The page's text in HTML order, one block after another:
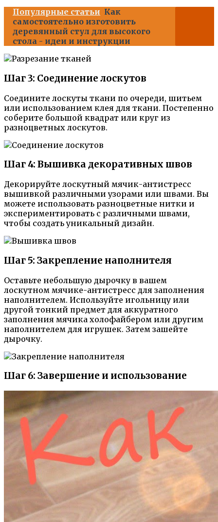
Популярные статьи Как
самостоятельно изготовить
деревянный стул для высокого
стола - идеи и инструкции
Шаг 3: Соединение лоскутов
Соедините лоскуты ткани по очереди, шитьем
или использованием клея для ткани. Постепенно
соберите большой квадрат или круг из
разноцветных лоскутов.
Шаг 4: Вышивка декоративных швов
Декорируйте лоскутный мячик-антистресс
вышивкой различными узорами или швами. Вы
можете использовать разноцветные нитки и
экспериментировать с различными швами,
чтобы создать уникальный дизайн.
Шаг 5: Закрепление наполнителя
Оставьте небольшую дырочку в вашем
лоскутном мячике-антистресс для заполнения
наполнителем. Используйте игольницу или
другой тонкий предмет для аккуратного
заполнения мячика холофайбером или другим
наполнителем для игрушек. Затем зашейте
дырочку.
Шаг 6: Завершение и использование